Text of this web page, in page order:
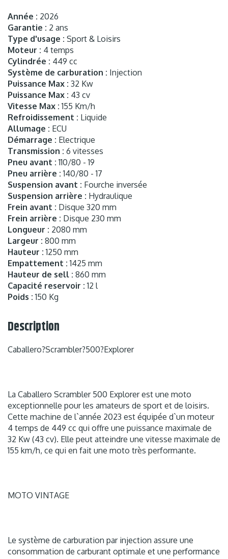
Année : 2026
Garantie : 2 ans
Type d'usage : Sport & Loisirs
Moteur : 4 temps
Cylindrée : 449 cc
Système de carburation : Injection
Puissance Max : 32 Kw
Puissance Max : 43 cv
Vitesse Max : 155 Km/h
Refroidissement : Liquide
Allumage : ECU
Démarrage : Electrique
Transmission : 6 vitesses
Pneu avant : 110/80 - 19
Pneu arrière : 140/80 - 17
Suspension avant : Fourche inversée
Suspension arrière : Hydraulique
Frein avant : Disque 320 mm
Frein arrière : Disque 230 mm
Longueur : 2080 mm
Largeur : 800 mm
Hauteur : 1250 mm
Empattement : 1425 mm
Hauteur de sell : 860 mm
Capacité reservoir : 12 l
Poids : 150 Kg
Description
Caballero?Scrambler?500?Explorer
La Caballero Scrambler 500 Explorer est une moto
exceptionnelle pour les amateurs de sport et de loisirs.
Cette machine de l`année 2023 est équipée d`un moteur
4 temps de 449 cc qui offre une puissance maximale de
32 Kw (43 cv). Elle peut atteindre une vitesse maximale de
155 km/h, ce qui en fait une moto très performante.
MOTO VINTAGE
Le système de carburation par injection assure une
consommation de carburant optimale et une performance